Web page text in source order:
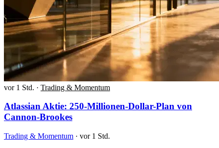
vor 1 Std. · Trading & Momentum
Atlassian Aktie: 250-Millionen-Dollar-Plan von
Cannon-Brookes
Trading & Momentum · vor 1 Std.